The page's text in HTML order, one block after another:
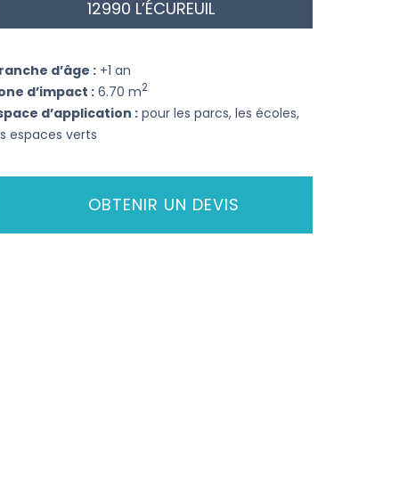
12990 L’ÉCUREUIL
d’âge :+1 an
d’impact :6.70 m2
d’application :pour les parcs, les écoles,
espaces verts
OBTENIR UN DEVIS